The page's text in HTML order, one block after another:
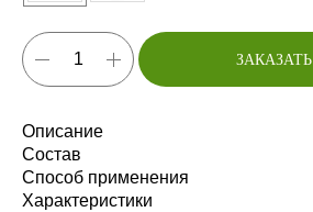
ЗАКАЗАТЬ
Описание
Состав
Способ применения
Характеристики